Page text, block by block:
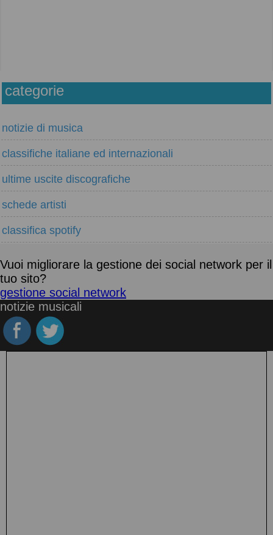
categorie
notizie di musica
classifiche italiane ed internazionali
ultime uscite discografiche
schede artisti
classifica spotify
Vuoi migliorare la gestione dei social network per il
tuo sito?
gestione social network
notizie musicali